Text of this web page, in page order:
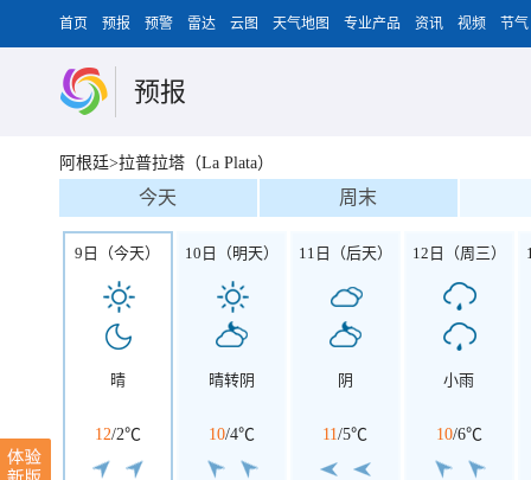
首页 预报 预警 雷达 云图 天气地图 专业产品 资讯 视频 节气
预报
阿根廷>拉普拉塔（La Plata）
今天 周末
9日（今天）
晴
12/2℃
10日（明天）
晴转阴
10/4℃
11日（后天）
阴
11/5℃
12日（周三）
小雨
10/6℃